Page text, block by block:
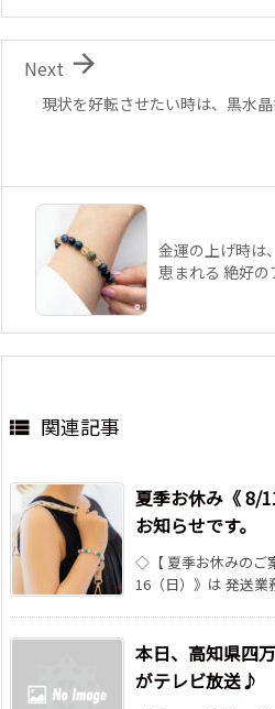
現状を好転させたい時は、黒水

Next
金運の上げ時は
恵まれる 絶好
 関連記事
夏季お休み《 8/
お知らせです。
◇【 夏季お休みのご
16（日）》は 発送業
本日、高知県四
がテレビ放送♪